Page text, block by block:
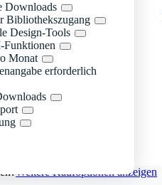
Downloads
Bibliothekszugang
Design-Tools
Monat
erforderlich
Weitere Kaufoptionen anzeigen